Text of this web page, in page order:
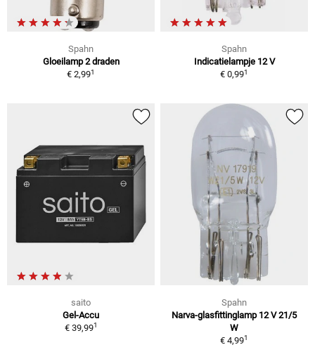
Spahn
Gloeilamp 2 draden
€ 2,991
Spahn
Indicatielampje 12 V
€ 0,991
saito
Gel-Accu
€ 39,991
Spahn
Narva-glasfittinglamp 12 V 21/5
W
€ 4,991